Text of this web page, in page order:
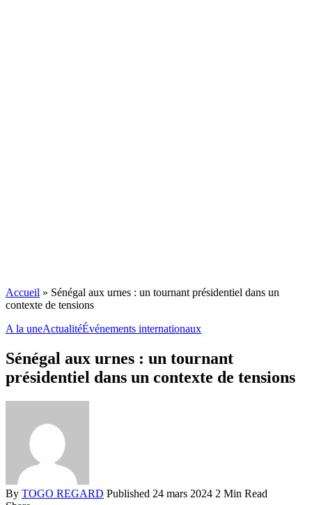
Accueil » Sénégal aux urnes : un tournant présidentiel dans un
contexte de tensions
A la uneActualitéÉvénements internationaux
Sénégal aux urnes : un tournant
présidentiel dans un contexte de tensions
By TOGO REGARD Published 24 mars 2024 2 Min Read